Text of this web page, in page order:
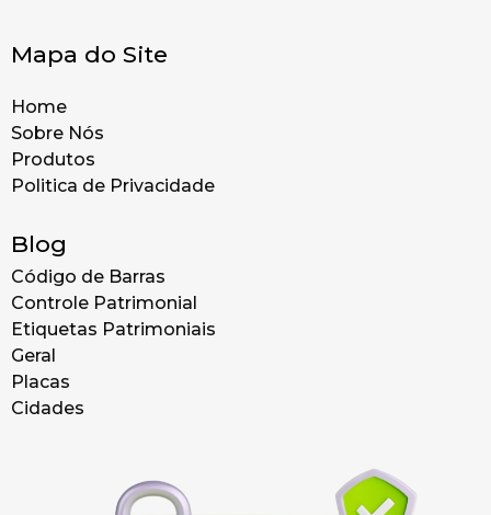
Mapa do Site
Home
Sobre Nós
Produtos
Politica de Privacidade
Blog
Código de Barras
Controle Patrimonial
Etiquetas Patrimoniais
Geral
Placas
Cidades